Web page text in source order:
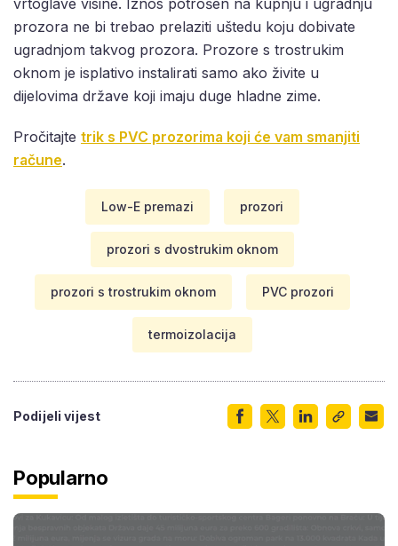
prozora ne bi trebao prelaziti uštedu koju dobivate
ugradnjom takvog prozora. Prozore s trostrukim
oknom je isplativo instalirati samo ako živite u
dijelovima države koji imaju duge hladne zime.
Pročitajte trik s PVC prozorima koji će vam smanjiti
račune.
Low-E premazi prozori
prozori s dvostrukim oknom
prozori s trostrukim oknom PVC prozori
termoizolacija
Podijeli vijest
Popularno